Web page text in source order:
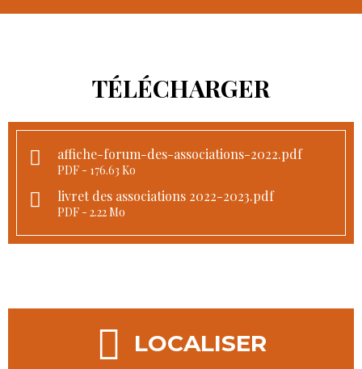
TÉLÉCHARGER
affiche-forum-des-associations-2022.pdf
PDF 176.63 Ko
livret des associations 2022-2023.pdf
PDF 2.22 Mo
LOCALISER